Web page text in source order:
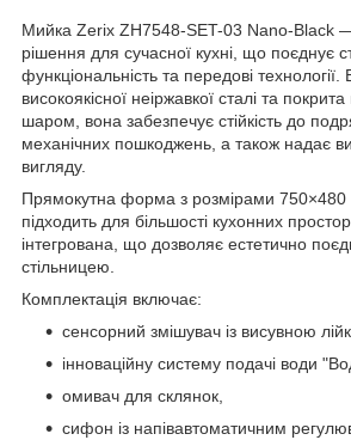
Мийка Zerix ZH7548-SET-03 Nano-Black —
рішення для сучасної кухні, що поєднує
функціональність та передові технології.
високоякісної неіржавкої сталі та
шаром, вона забезпечує стійкість до
механічних пошкоджень, а також надає
вигляду.
Прямокутна форма з розмірами
підходить для більшості кухонних
інтегрована, що дозволяє естетично
стільницею.
Комплектація включає:
сенсорний змішувач із висувною
інноваційну систему подачі води
омивач для склянок,
сифон із напівавтоматичним